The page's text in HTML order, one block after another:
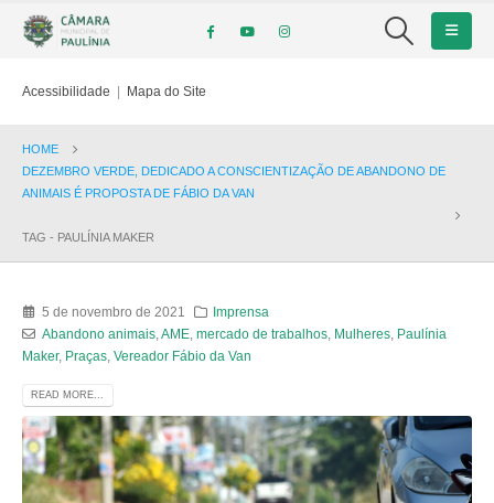
Acessibilidade | Mapa do Site
HOME
DEZEMBRO VERDE, DEDICADO A CONSCIENTIZAÇÃO DE ABANDONO DE
ANIMAIS É PROPOSTA DE FÁBIO DA VAN
TAG - PAULÍNIA MAKER
5 de novembro de 2021
Imprensa
Abandono animais, AME, mercado de trabalhos, Mulheres, Paulínia
Maker, Praças Vereador Fábio da Van
READ MORE...